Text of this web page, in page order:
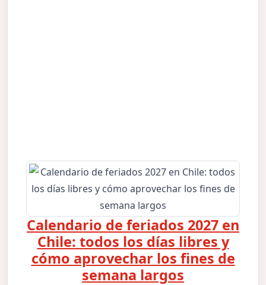
Calendario de feriados 2027 en
Chile: todos los días libres y
cómo aprovechar los fines de
semana largos